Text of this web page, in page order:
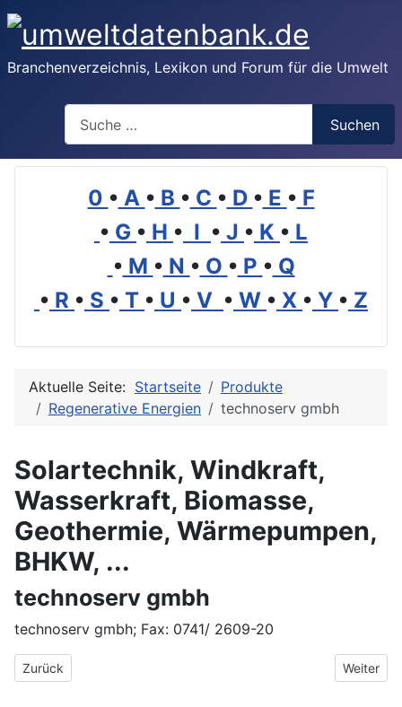
Branchenverzeichnis, Lexikon und Forum für die Umwelt
Suchen
0 • A • B • C • D • E • F
• G • H • I • J • K • L
• M • N • O • P • Q
• R • S • T • U • V • W • X • Y • Z
Aktuelle Seite: Startseite
Produkte
Regenerative Energien
technoserv gmbh
Solartechnik, Windkraft,
Wasserkraft, Biomasse,
Geothermie, Wärmepumpen,
BHKW, ...
technoserv gmbh
technoserv gmbh; Fax: 0741/ 2609-20
Vorheriger Beitrag: Tebis AG
Zurück Nächster
Weiter